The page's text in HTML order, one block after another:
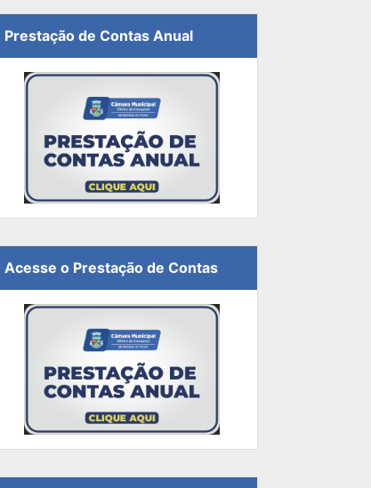
Prestação de Contas Anual
Acesse o Prestação de Contas